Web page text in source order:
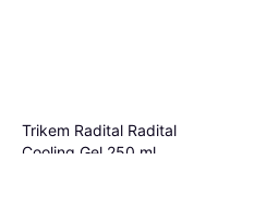
Trikem Radital Radital
Cooling Gel 250 ml